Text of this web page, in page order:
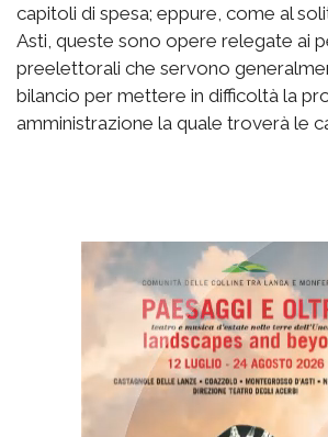
capitoli di spesa; eppure, come al
Asti, queste sono opere relegate ai
preelettorali che servono
bilancio per mettere in difficoltà la
amministrazione la quale troverà le